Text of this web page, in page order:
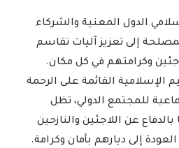
الدول المعنية والشركاء
إلى تعزيز آليات تقاسم
وكرامتهم في كل مكان.
الإسلامية القائمة على الرحمة
للمجتمع الدولي، تظل
عن اللاجئين والنازحين
إلى ديارهم بأمان وكرامة.